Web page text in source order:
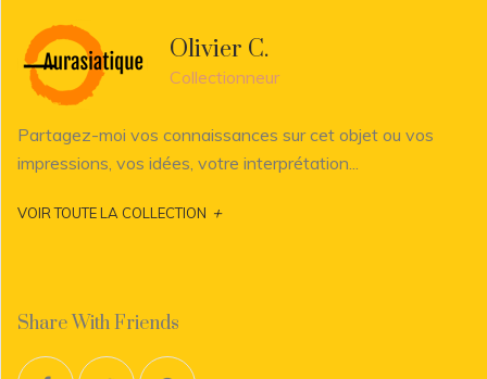
Olivier C.
Collectionneur
Partagez-moi vos connaissances sur cet objet ou vos
impressions, vos idées, votre interprétation...
VOIR TOUTE LA COLLECTION +
Share With Friends